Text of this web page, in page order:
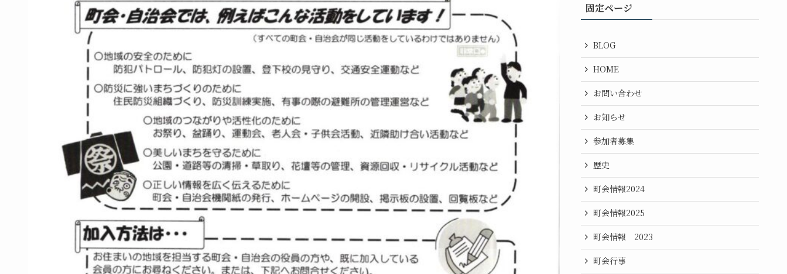
固定ページ
BLOG
HOME
お問い合わせ
お知らせ
参加者募集
歴史
町会情報2024
町会情報2025
町会情報 2023
町会行事